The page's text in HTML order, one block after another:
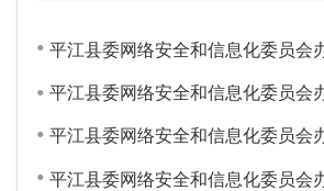
平江县委网络安全和信息化委员会办公室
平江县委网络安全和信息化委员会办公室
平江县委网络安全和信息化委员会办公室
平江县委网络安全和信息化委员会办公室